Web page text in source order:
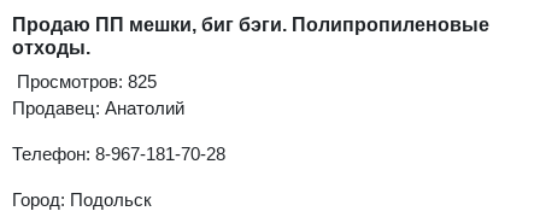
Продаю ПП мешки, биг бэги. Полипропиленовые
отходы.
Просмотров: 825
Продавец: Анатолий
Телефон: 8-967-181-70-28
Город: Подольск